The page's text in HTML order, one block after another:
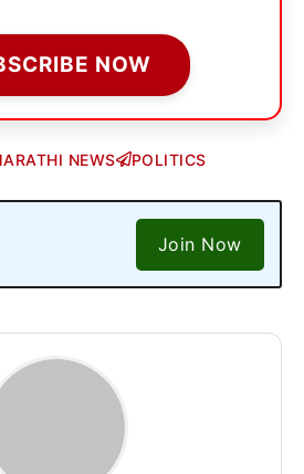
NOW
NEWS POLITICS
Join Now